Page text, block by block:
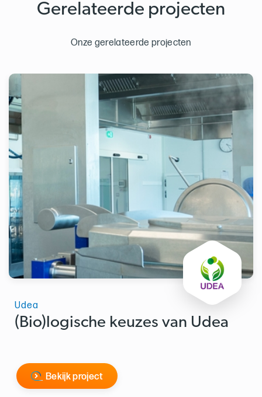
Gerelateerde projecten
Onze gerelateerde projecten
Udea
(Bio)logische keuzes van Udea
Bekijk project